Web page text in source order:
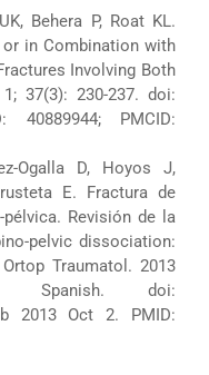
Behera P, Roat KL.
in Combination with
Involving Both
37(3): 230-237. doi:
40889944; PMCID:
Ogalla D, Hoyos J,
E. Fractura de
Revisión de la
pelvic dissociation:
Traumatol. 2013
Spanish. doi:
2013 Oct 2. PMID: